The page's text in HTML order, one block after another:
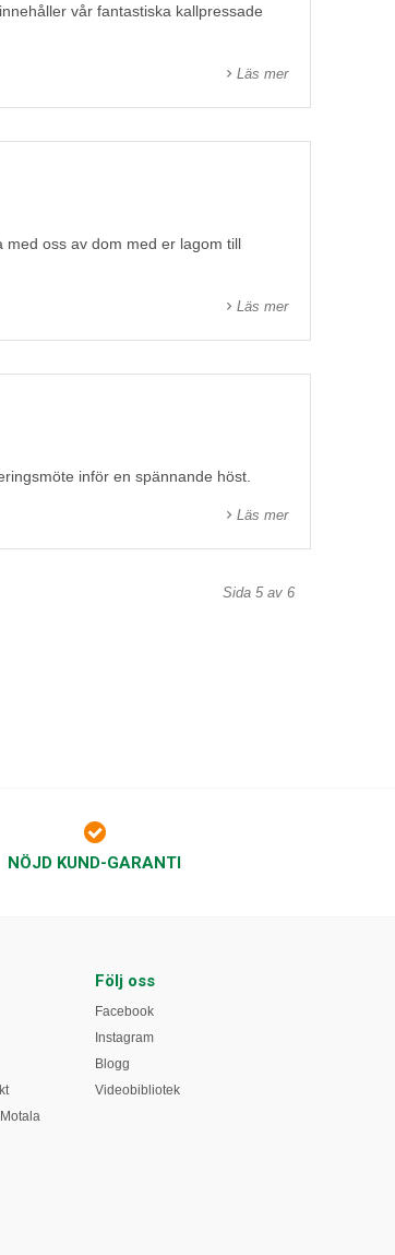
vår fantastiska kallpressade
Läs mer
oss av dom med er lagom till
Läs mer
inför en spännande höst.
Läs mer
Sida 5 av 6
NÖJD KUND-GARANTI
Följ oss
Facebook
Instagram
Blogg
Videobibliotek